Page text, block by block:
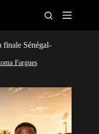
finale Sénégal-
Fargues